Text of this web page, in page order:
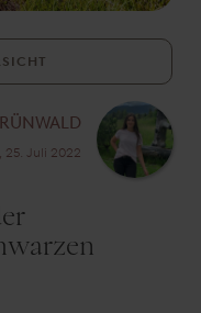
25. Juli 2022